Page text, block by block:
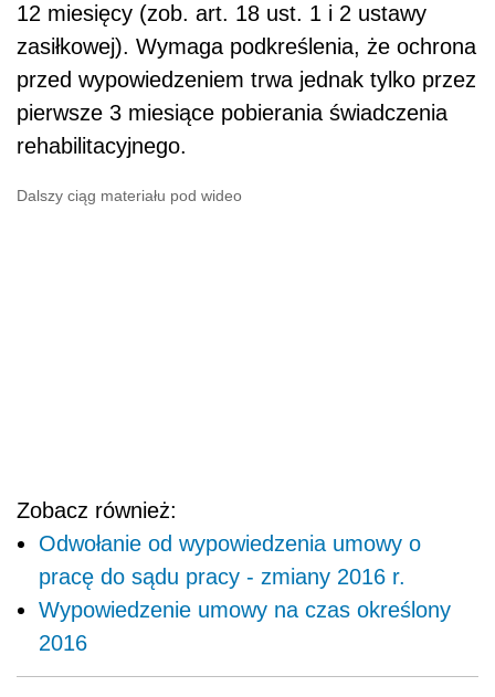
12 miesięcy (zob. art. 18 ust. 1 i 2 ustawy
zasiłkowej). Wymaga podkreślenia, że ochrona
przed wypowiedzeniem trwa jednak tylko przez
pierwsze 3 miesiące pobierania świadczenia
rehabilitacyjnego.
Dalszy ciąg materiału pod wideo
Zobacz również:
Odwołanie od wypowiedzenia umowy o
pracę do sądu pracy - zmiany 2016 r.
Wypowiedzenie umowy na czas określony
2016